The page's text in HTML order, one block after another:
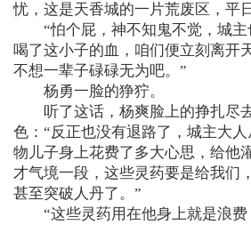
忧，这是天香城的一片荒废区，平
“怕个屁，神不知鬼不觉，城主
喝了这小子的血，咱们便立刻离开
不想一辈子碌碌无为吧。”
杨勇一脸的狰狞。
听了这话，杨爽脸上的挣扎尽
色：“反正也没有退路了，城主大
物儿子身上花费了多大心思，给他
才气境一段，这些灵药要是给我们
甚至突破人丹了。”
“这些灵药用在他身上就是浪费